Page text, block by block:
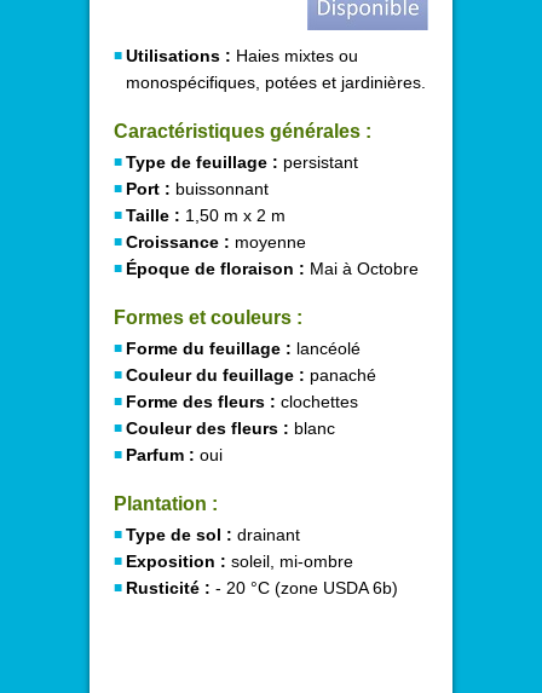
Utilisations : Haies mixtes ou
monospécifiques, potées et jardinières.
Caractéristiques générales :
Type de feuillage : persistant
Port : buissonnant
Taille : 1,50 m x 2 m
Croissance : moyenne
Époque de floraison : Mai à Octobre
Formes et couleurs :
Forme du feuillage : lancéolé
Couleur du feuillage : panaché
Forme des fleurs : clochettes
Couleur des fleurs : blanc
Parfum : oui
Plantation :
Type de sol : drainant
Exposition : soleil, mi-ombre
Rusticité : - 20 °C (zone USDA 6b)